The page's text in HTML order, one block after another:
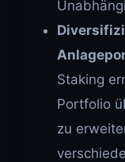
Staking
Portfolio
zu